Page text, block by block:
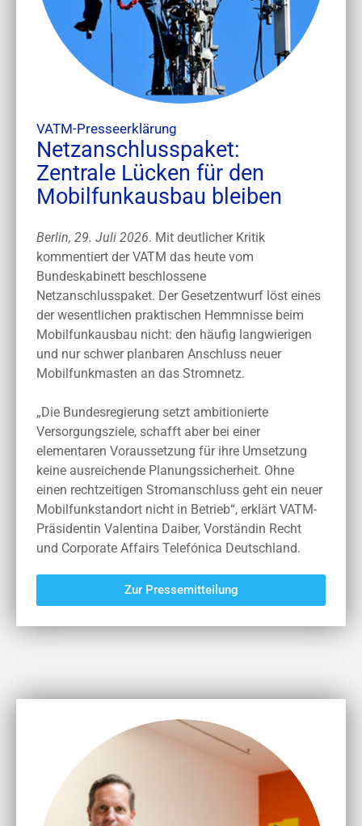
VATM-Presseerklärung
Netzanschlusspaket:
Zentrale Lücken für den
Mobilfunkausbau bleiben
Berlin, 29. Juli 2026. Mit deutlicher Kritik
kommentiert der VATM das heute vom
Bundeskabinett beschlossene
Netzanschlusspaket. Der Gesetzentwurf löst eines
der wesentlichen praktischen Hemmnisse beim
Mobilfunkausbau nicht: den häufig langwierigen
und nur schwer planbaren Anschluss neuer
Mobilfunkmasten an das Stromnetz.
„Die Bundesregierung setzt ambitionierte
Versorgungsziele, schafft aber bei einer
elementaren Voraussetzung für ihre Umsetzung
keine ausreichende Planungssicherheit. Ohne
einen rechtzeitigen Stromanschluss geht ein neuer
Mobilfunkstandort nicht in Betrieb“, erklärt VATM-
Präsidentin Valentina Daiber, Vorständin Recht
und Corporate Affairs Telefónica Deutschland.
Zur Pressemitteilung